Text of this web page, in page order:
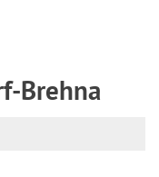
Brehna